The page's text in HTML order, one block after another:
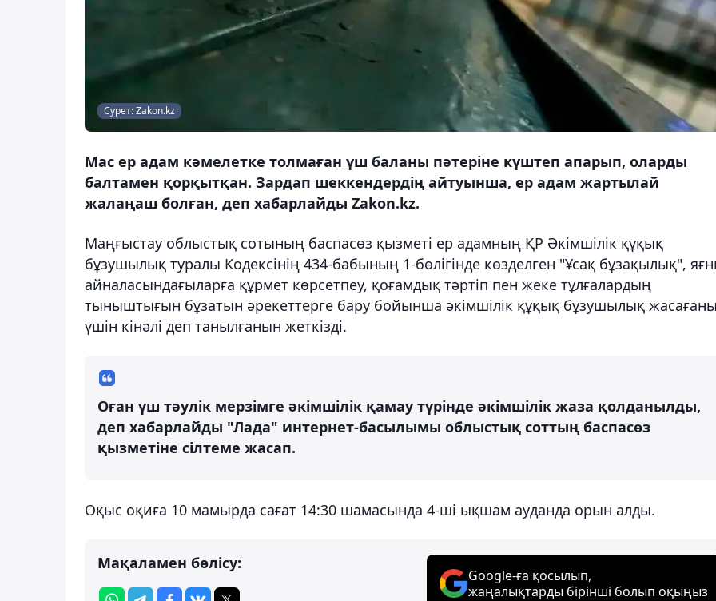
Сурет: Zakon.kz
Мас ер адам кәмелетке толмаған үш баланы пәтеріне күштеп апарып, оларды
балтамен қорқытқан. Зардап шеккендердің айтуынша, ер адам жартылай
жалаңаш болған, деп хабарлайды Zakon.kz.
Маңғыстау облыстық сотының баспасөз қызметі ер адамның ҚР Әкімшілік құқық
бұзушылық туралы Кодексінің 434-бабының 1-бөлігінде көзделген "Ұсақ бұзақылық",
айналасындағыларға құрмет көрсетпеу, қоғамдық тәртіп пен жеке тұлғалардың
тыныштығын бұзатын әрекеттерге бару бойынша әкімшілік құқық бұзушылық жасағаны
үшін кінәлі деп танылғанын жеткізді.
Оған үш тәулік мерзімге әкімшілік қамау түрінде әкімшілік жаза қолданылды,
деп хабарлайды "Лада" интернет-басылымы облыстық соттың баспасөз
қызметіне сілтеме жасап.
Оқыс оқиға 10 мамырда сағат 14:30 шамасында 4-ші ықшам ауданда орын алды.
Мақаламен бөлісу:
Google-ға қосылып,
жаңалықтарды бірінші болып оқыңыз